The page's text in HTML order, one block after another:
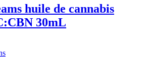
la
page
du
$140.00
$105.00
plusieurs
variations.
Les
être
choisies
huile de cannabis
30mL
Ce